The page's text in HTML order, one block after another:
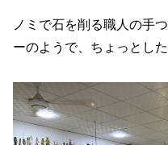
ノミで石を削る職人の手
ーのようで、ちょっとし